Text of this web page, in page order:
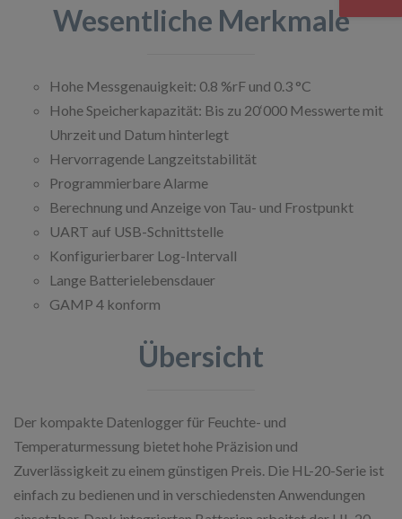
Wesentliche Merkmale
Hohe Messgenauigkeit: 0.8 %rF und 0.3 °C
Hohe Speicherkapazität: Bis zu 20‘000 Messwerte mit
Uhrzeit und Datum hinterlegt
Hervorragende Langzeitstabilität
Programmierbare Alarme
Berechnung und Anzeige von Tau- und Frostpunkt
UART auf USB-Schnittstelle
Konfigurierbarer Log-Intervall
Lange Batterielebensdauer
GAMP 4 konform
Übersicht
Der kompakte Datenlogger für Feuchte- und
Temperaturmessung bietet hohe Präzision und
Zuverlässigkeit zu einem günstigen Preis. Die HL-20-Serie ist
einfach zu bedienen und in verschiedensten Anwendungen